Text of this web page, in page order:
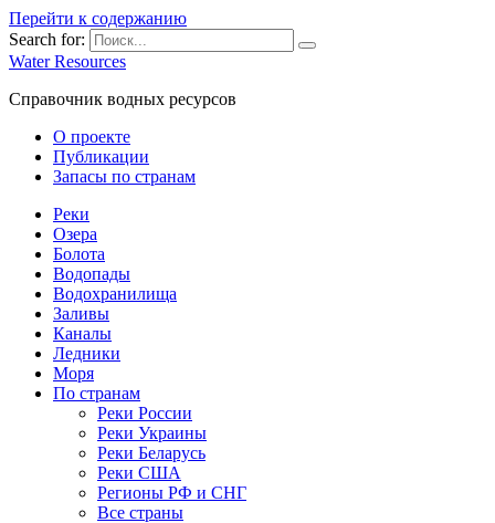
Перейти к содержанию
Search for:
Water Resources
Справочник водных ресурсов
О проекте
Публикации
Запасы по странам
Реки
Озера
Болота
Водопады
Водохранилища
Заливы
Каналы
Ледники
Моря
По странам
Реки России
Реки Украины
Реки Беларусь
Реки США
Регионы РФ и СНГ
Все страны